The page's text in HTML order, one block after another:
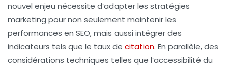
nouvel enjeu nécessite d’adapter les stratégies
marketing pour non seulement maintenir les
performances en SEO, mais aussi intégrer des
indicateurs tels que le taux de citation. En parallèle, des
considérations techniques telles que l’accessibilité du